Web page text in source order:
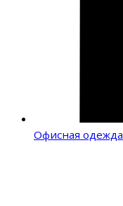
Офисная одежда